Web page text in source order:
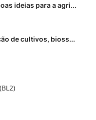
ideias para a agri...
de cultivos, bioss...